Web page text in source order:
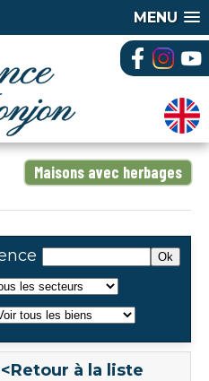
MENU
Maisons avec herbages
à la liste